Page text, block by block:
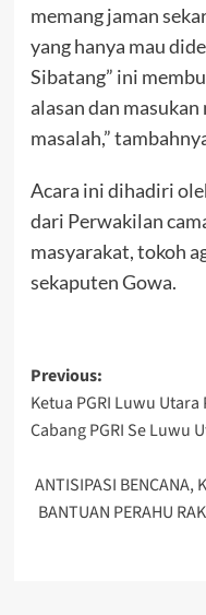
memang jaman
yang hanya mau
Sibatang” ini
alasan dan
masalah,”
Acara ini dihadiri
dari Perwakilan
masyarakat, tokoh
sekaputen Gowa.
Post
navigation
Previous:
Ketua PGRI Luwu
Cabang PGRI Se Luwu
ANTISIPASI BENCANA,
BANTUAN PERAHU